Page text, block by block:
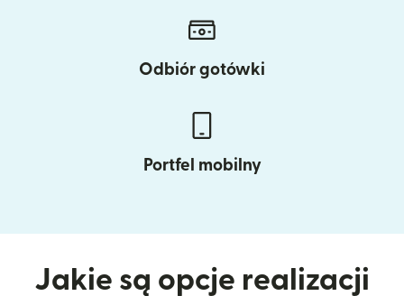
Odbiór gotówki
Portfel mobilny
Jakie są opcje realizacji